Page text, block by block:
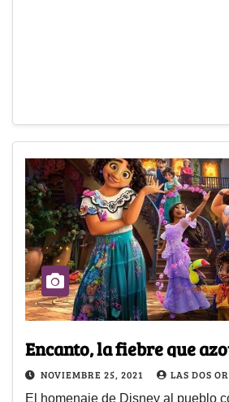
Encanto, la fiebre que
NOVIEMBRE 25, 2021 LAS DOS
El homenaje de Disney al pueblo